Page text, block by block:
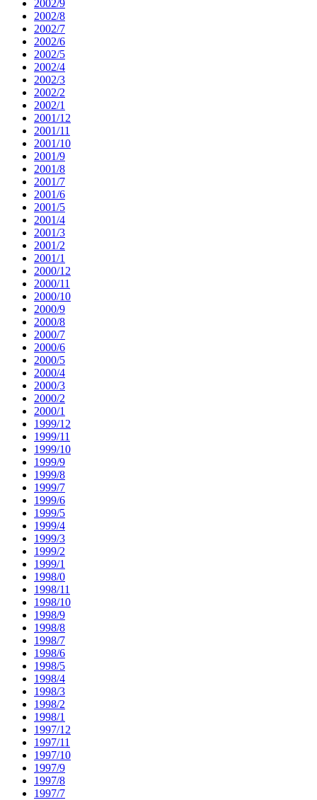
2002/9
2002/8
2002/7
2002/6
2002/5
2002/4
2002/3
2002/2
2002/1
2001/12
2001/11
2001/10
2001/9
2001/8
2001/7
2001/6
2001/5
2001/4
2001/3
2001/2
2001/1
2000/12
2000/11
2000/10
2000/9
2000/8
2000/7
2000/6
2000/5
2000/4
2000/3
2000/2
2000/1
1999/12
1999/11
1999/10
1999/9
1999/8
1999/7
1999/6
1999/5
1999/4
1999/3
1999/2
1999/1
1998/0
1998/11
1998/10
1998/9
1998/8
1998/7
1998/6
1998/5
1998/4
1998/3
1998/2
1998/1
1997/12
1997/11
1997/10
1997/9
1997/8
1997/7